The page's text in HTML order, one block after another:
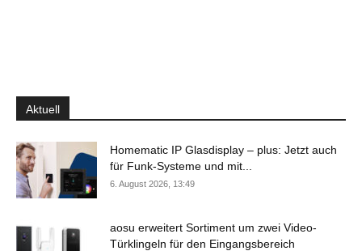
Aktuell
Homematic IP Glasdisplay – plus: Jetzt auch
für Funk-Systeme und mit...
6. August 2026, 13:49
aosu erweitert Sortiment um zwei Video-
Türklingeln für den Eingangsbereich